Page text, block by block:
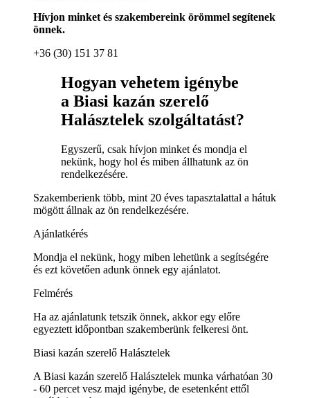
Hívjon minket és szakembereink örömmel segítenek
önnek.
+36 (30) 151 37 81
Hogyan vehetem igénybe
a Biasi kazán szerelő
Halásztelek szolgáltatást?
Egyszerű, csak hívjon minket és mondja el
nekünk, hogy hol és miben állhatunk az ön
rendelkezésére.
Szakemberienk több, mint 20 éves tapasztalattal a hátuk
mögött állnak az ön rendelkezésére.
Ajánlatkérés
Mondja el nekünk, hogy miben lehetünk a segítségére
és ezt követően adunk önnek egy ajánlatot.
Felmérés
Ha az ajánlatunk tetszik önnek, akkor egy előre
egyeztett időpontban szakemberünk felkeresi önt.
Biasi kazán szerelő Halásztelek
A Biasi kazán szerelő Halásztelek munka várhatóan 30
- 60 percet vesz majd igénybe, de esetenként ettől